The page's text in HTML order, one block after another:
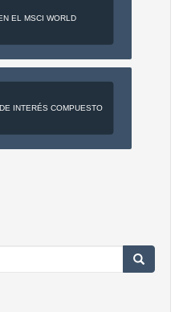
EL MSCI WORLD
INTERÉS COMPUESTO